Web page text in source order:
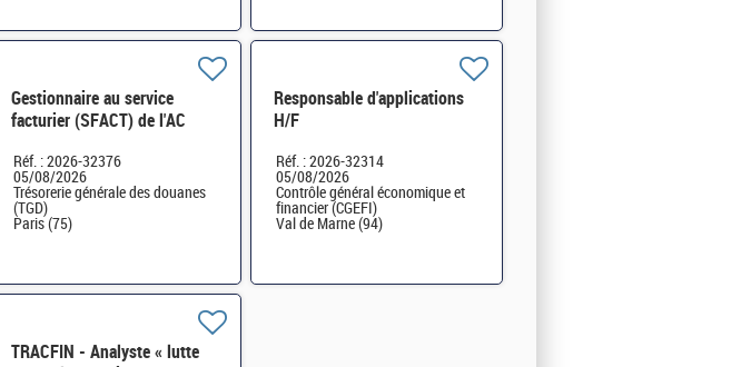
Gestionnaire au service
facturier (SFACT) de l'AC
Réf. : 2026-32376
05/08/2026
Trésorerie générale des douanes
(TGD)
Paris (75)
Responsable d'applications
H/F
Réf. : 2026-32314
05/08/2026
Contrôle général économique et
financier (CGEFI)
Val de Marne (94)
TRACFIN - Analyste « lutte